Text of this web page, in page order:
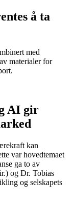
å ta
med
materialer for
AI gir
kan
var hovedtemaet
ga to av
og Dr. Tobias
og selskapets